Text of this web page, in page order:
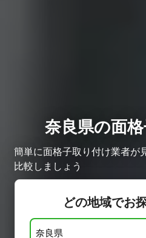
奈良県の面
簡単に面格子取り付け業者が
比較しましょう
どの地域でお